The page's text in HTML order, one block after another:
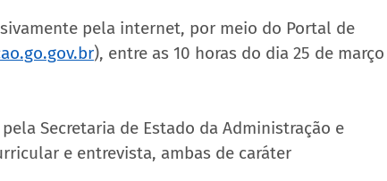
pela internet, por meio do Portal de
), entre as 10 horas do dia 25 de março
Secretaria de Estado da Administração e
e entrevista, ambas de caráter